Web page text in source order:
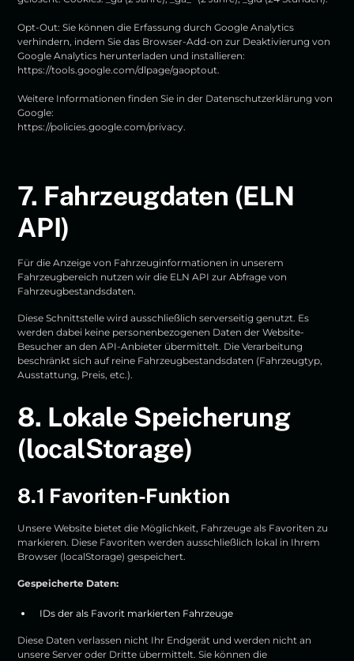
Opt-Out: Sie können die Erfassung durch Google Analytics
verhindern, indem Sie das Browser-Add-on zur Deaktivierung von
Google Analytics herunterladen und installieren:
https://tools.google.com/dlpage/gaoptout.
Weitere Informationen finden Sie in der Datenschutzerklärung von
Google:
https://policies.google.com/privacy.
7. Fahrzeugdaten (ELN
API)
Für die Anzeige von Fahrzeuginformationen in unserem
Fahrzeugbereich nutzen wir die ELN API zur Abfrage von
Fahrzeugbestandsdaten.
Diese Schnittstelle wird ausschließlich serverseitig genutzt. Es
werden dabei keine personenbezogenen Daten der Website-
Besucher an den API-Anbieter übermittelt. Die Verarbeitung
beschränkt sich auf reine Fahrzeugbestandsdaten (Fahrzeugtyp,
Ausstattung, Preis, etc.).
8. Lokale Speicherung
(localStorage)
8.1 Favoriten-Funktion
Unsere Website bietet die Möglichkeit, Fahrzeuge als Favoriten zu
markieren. Diese Favoriten werden ausschließlich lokal in Ihrem
Browser (localStorage) gespeichert.
Gespeicherte Daten:
IDs der als Favorit markierten Fahrzeuge
Diese Daten verlassen nicht Ihr Endgerät und werden nicht an
unsere Server oder Dritte übermittelt. Sie können die